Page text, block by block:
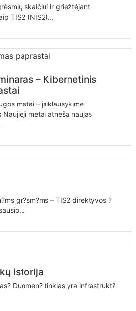
skaičiui ir griežtėjant
TIS2 (NIS2)...
– Kibernetinis
metai – įsiklausykime
Naujieji metai atneša naujas
gr?sm?ms – TIS2 direktyvos ?
istorija
Duomen? tinklas yra infrastrukt?